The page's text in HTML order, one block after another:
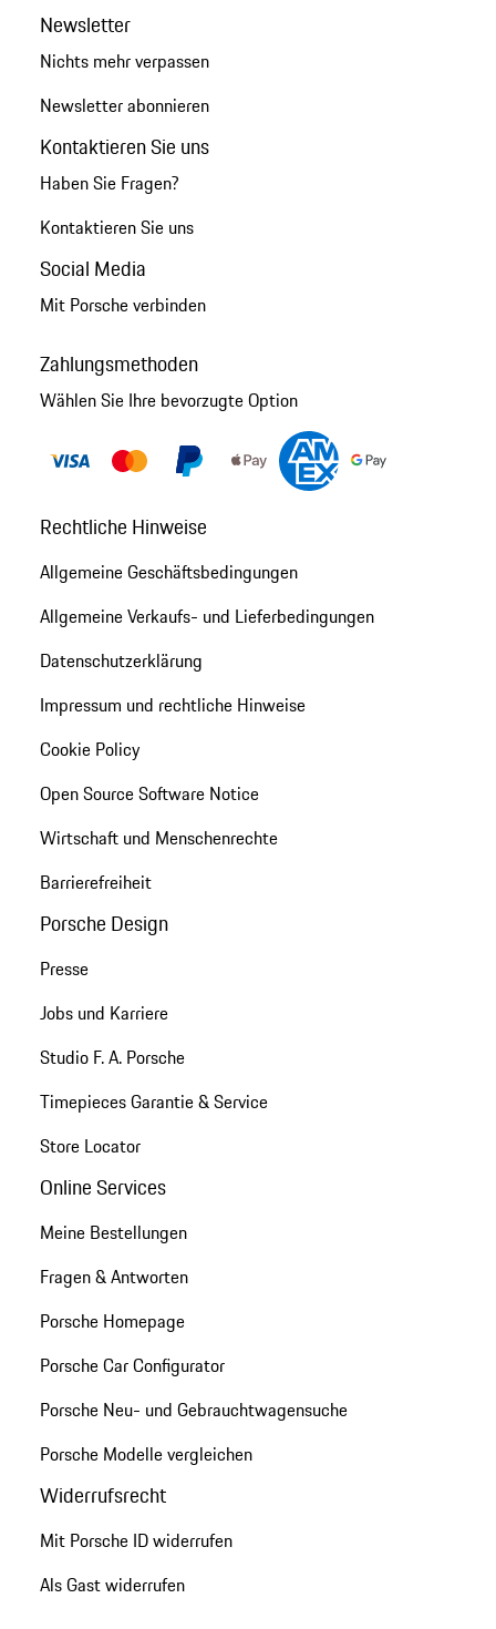
Newsletter
Nichts mehr verpassen
Newsletter abonnieren
Kontaktieren Sie uns
Haben Sie Fragen?
Kontaktieren Sie uns
Social Media
Mit Porsche verbinden
Zahlungsmethoden
Wählen Sie Ihre bevorzugte Option
Rechtliche Hinweise
Allgemeine Geschäftsbedingungen
Allgemeine Verkaufs- und Lieferbedingungen
Datenschutzerklärung
Impressum und rechtliche Hinweise
Cookie Policy
Open Source Software Notice
Wirtschaft und Menschenrechte
Barrierefreiheit
Porsche Design
Presse
Jobs und Karriere
Studio F. A. Porsche
Timepieces Garantie & Service
Store Locator
Online Services
Meine Bestellungen
Fragen & Antworten
Porsche Homepage
Porsche Car Configurator
Porsche Neu- und Gebrauchtwagensuche
Porsche Modelle vergleichen
Widerrufsrecht
Mit Porsche ID widerrufen
Als Gast widerrufen